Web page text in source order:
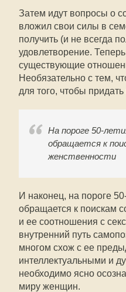
Затем идут вопросы о
вложил свои силы в
получить (и не всегда
удовлетворение.
существующие
Необязательно с тем,
для того, чтобы
На пороге 50-
обращается к
женственности
И наконец, на пороге
обращается к поискам
и ее соотношения с
внутренний путь
многом схож с ее
интеллектуальными и
необходимо ясно
миру женщин.